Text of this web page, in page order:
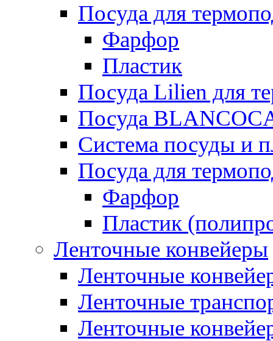
Посуда для
Фарфор
Пластик
Посуда Lilien для
Посуда
Система посуды и
Посуда для
Фарфор
Пластик
Ленточные конвейеры
Ленточные
Ленточные
Ленточные